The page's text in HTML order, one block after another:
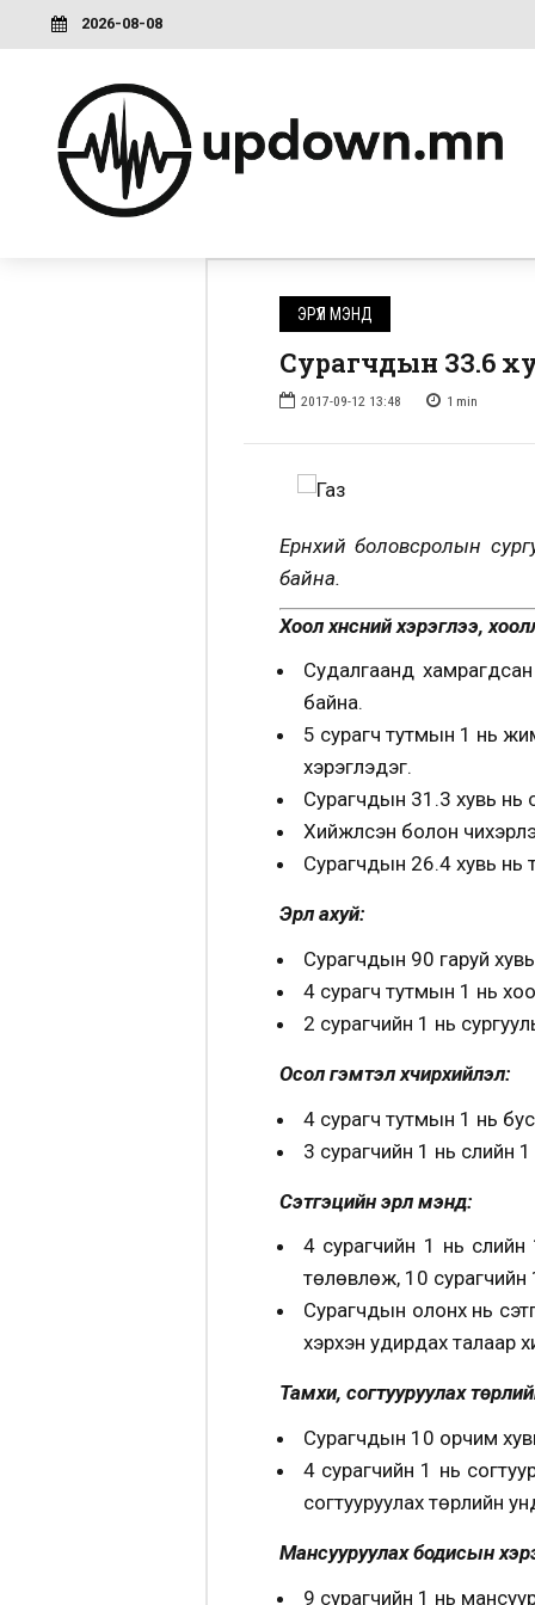
2026-08-08
ЭРҮҮЛ МЭНД
Сурагчдын 33.6
2017-09-12 13:48 1 min
Ерөнхий боловсролын
байна.
Хоол хүнсний хэрэглээ,
Судалгаанд
байна.
5 сурагч тутмын 1 нь
хэрэглэдэг.
Сурагчдын 31.3 хувь нь
Хийжүүлсэн болон
Сурагчдын 26.4 хувь нь
Эрүүл ахуй:
Сурагчдын 90 гаруй
4 сурагч тутмын 1 нь
2 сурагчийн 1 нь
Осол гэмтэл хүчирхийлэл:
4 сурагч тутмын 1 нь
3 сурагчийн 1 нь
Сэтгэцийн эрүүл мэнд:
4 сурагчийн 1 нь
төлөвлөж, 10
Сурагчдын олонх нь
хэрхэн удирдах талаар
Тамхи, согтууруулах
Сурагчдын 10 орчим
4 сурагчийн 1 нь
согтууруулах төрлийн
Мансууруулах бодисын
9 сурагчийн 1 нь